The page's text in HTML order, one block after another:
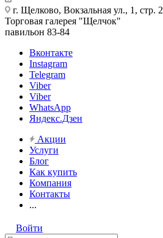
г. Щелково, Вокзальная ул., 1, стр. 2
Торговая галерея "Щелчок"
павильон 83-84
Вконтакте
Instagram
Telegram
Viber
Viber
WhatsApp
Яндекс.Дзен
Акции
Услуги
Блог
Как купить
Компания
Контакты
...
Войти